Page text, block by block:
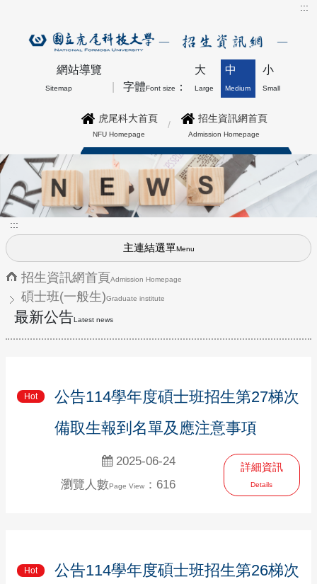
:::
網站導覽
Sitemap 字體Font size ：
大
Large
中
Medium
小
Small
虎尾科大首頁
NFU Homepage
招生資訊網首頁
Admission Homepage
博士班最新公告上方形象圖
:::
主連結選單Menu
招生資訊網首頁Admission Homepage
碩士班(一般生)Graduate institute
最新公告Latest news
Hot
公告114學年度碩士班招生第27梯次
備取生報到名單及應注意事項
2025-06-24
瀏覽人數Page View：616
詳細資訊
Details
Hot
公告114學年度碩士班招生第26梯次